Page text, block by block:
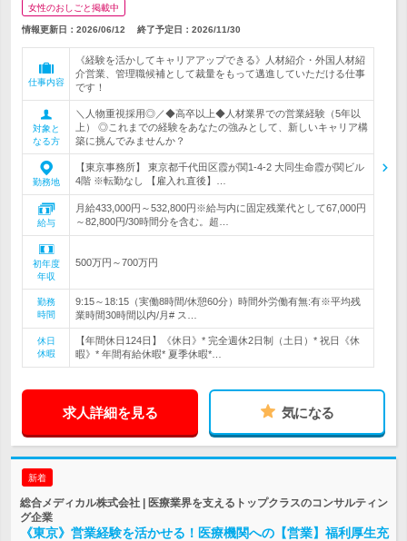
女性のおしごと掲載中
情報更新日：2026/06/12 終了予定日： 2026/11/30
仕事内容
《経験を活かしてキャリアアップできる》人材紹介・外国人材紹
介営業、管理職候補として裁量をもって邁進していただける仕事
です！
対象と
なる方
＼人物重視採用◎／◆高卒以上◆人材業界での営業経験（5年以
上） ◎これまでの経験をあなたの強みとして、新しいキャリア構
築に挑んでみませんか？
勤務地
【東京事務所】 東京都千代田区霞が関1-4-2 大同生命霞が関ビル
4階 ※転勤なし 【雇入れ直後】…
給与
月給433,000円～532,800円※給与内に固定残業代として67,000円
～82,800円/30時間分を含む。超…
初年度
年収
500万円～700万円
勤務
時間
9:15～18:15（実働8時間/休憩60分）時間外労働有無:有※平均残
業時間30時間以内/月# ス…
休日
休暇
【年間休日124日】《休日》* 完全週休2日制（土日）* 祝日《休
暇》* 年間有給休暇* 夏季休暇*…
求人詳細を見る 気になる
新着
総合メディカル株式会社 | 医療業界を支えるトップクラスのコンサルティン
グ企業
《東京》営業経験を活かせる！医療機関への【営業】福利厚生充